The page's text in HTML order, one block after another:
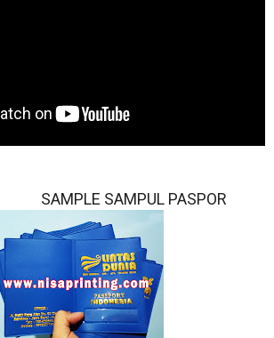
SAMPLE SAMPUL PASPOR